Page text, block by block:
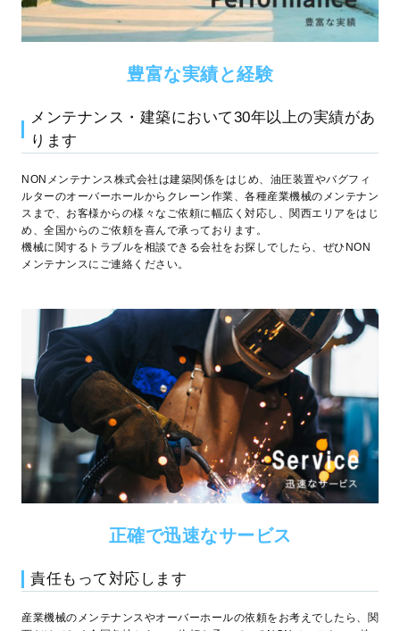
豊富な実績と経験
メンテナンス・建築において30年以上の実績があ
ります
NONメンテナンス株式会社は建築関係をはじめ、油圧装置やバグフィ
ルターのオーバーホールからクレーン作業、各種産業機械のメンテナン
スまで、お客様からの様々なご依頼に幅広く対応し、関西エリアをはじ
め、全国からのご依頼を喜んで承っております。
機械に関するトラブルを相談できる会社をお探しでしたら、ぜひNON
メンテナンスにご連絡ください。
正確で迅速なサービス
責任もって対応します
産業機械のメンテナンスやオーバーホールの依頼をお考えでしたら、関